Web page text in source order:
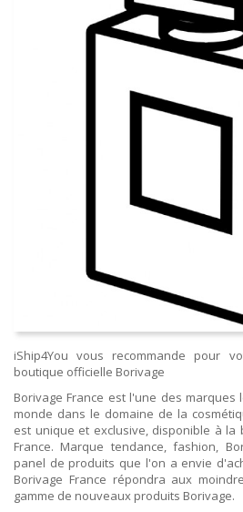
iShip4You vous recommande pour
boutique officielle Borivage
Borivage France est l'une des
monde dans le domaine de la
est unique et exclusive, disponible à la
France. Marque tendance, fashion,
panel de produits que l'on a envie
Borivage France répondra aux
gamme de nouveaux produits Borivage.